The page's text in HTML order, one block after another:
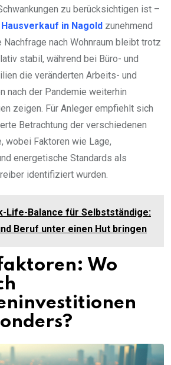
zu berücksichtigen ist –
Hausverkauf in Nagold zunehmend
nach Wohnraum bleibt trotz
stabil, während bei Büro- und
die veränderten Arbeits- und
nach der Pandemie weiterhin
zeigen. Für Anleger empfiehlt sich
Betrachtung der verschiedenen
wobei Faktoren wie Lage,
energetische Standards als
identifiziert wurden.
Life-Balance für Selbstständige:
Beruf unter einen Hut bringen
Wo